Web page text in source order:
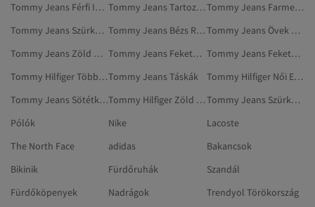
Tommy Jeans Férfi Ingek
Tommy Jeans Tartozékok
Tommy Jeans Farmerek
Tommy Jeans Szürke Táskák
Tommy Jeans Bézs Ruházat
Tommy Jeans Övek És Nadrágtartók
Tommy Jeans Zöld Dzsekik
Tommy Jeans Fekete Ruházat
Tommy Jeans Fekete Hátizsákok
Tommy Hilfiger Többszínű CipőTommy Jeans Táskák
Tommy Hilfiger Női Edzőcipő
Tommy Jeans Sötétkék Galléros Pólók
Tommy Hilfiger Zöld Cipő
Tommy Jeans Szürke Tartozékok
Pólók
Nike
Lacoste
The North Face
adidas
Bakancsok
Bikinik
Fürdőruhák
Szandál
Fürdőköpenyek
Nadrágok
Trendyol Törökország